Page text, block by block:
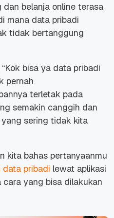
dan belanja online terasa
mana data pribadi
tidak bertanggung
“Kok bisa ya data pribadi
pernah
terletak pada
semakin canggih dan
sering tidak kita
kita bahas pertanyaanmu
data pribadi lewat aplikasi
yang bisa dilakukan